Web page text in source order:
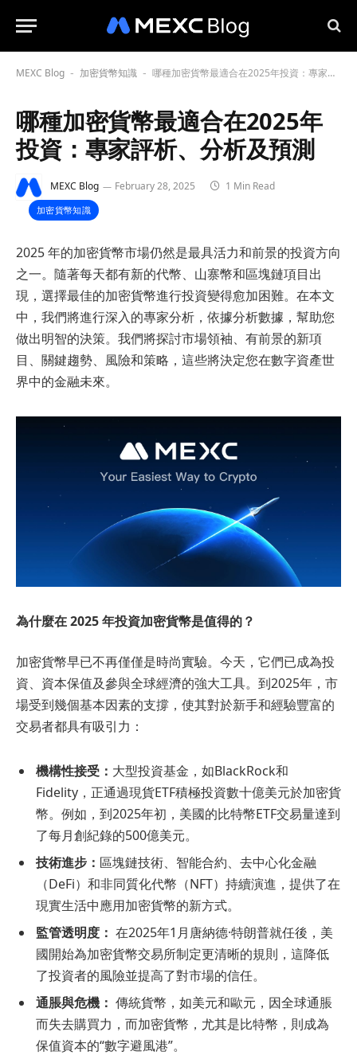
MEXC Blog - 加密貨幣知識 - 哪種加密貨幣最適合在2025年投資：專家評析、分析及預測
哪種加密貨幣最適合在2025年
投資：專家評析、分析及預測
MEXC Blog February 28, 2025 1 Min Read
加密貨幣知識
2025 年的加密貨幣市場仍然是最具活力和前景的投資方向
之一。隨著每天都有新的代幣、山寨幣和區塊鏈項目出
現，選擇最佳的加密貨幣進行投資變得愈加困難。在本文
中，我們將進行深入的專家分析，依據分析數據，幫助您
做出明智的決策。我們將探討市場領袖、有前景的新項
目、關鍵趨勢、風險和策略，這些將決定您在數字資產世
界中的金融未來。
為什麼在 2025 年投資加密貨幣是值得的？
加密貨幣早已不再僅僅是時尚實驗。今天，它們已成為投
資、資本保值及參與全球經濟的強大工具。到2025年，市
場受到幾個基本因素的支撐，使其對於新手和經驗豐富的
交易者都具有吸引力：
機構性接受： 大型投資基金，如BlackRock和
Fidelity，正通過現貨ETF積極投資數十億美元於加密貨
幣。例如，到2025年初，美國的比特幣ETF交易量達到
了每月創紀錄的500億美元。
技術進步： 區塊鏈技術、智能合約、去中心化金融
（DeFi）和非同質化代幣（NFT）持續演進，提供了在
現實生活中應用加密貨幣的新方式。
監管透明度： 在2025年1月唐納德·特朗普就任後，美
國開始為加密貨幣交易所制定更清晰的規則，這降低
了投資者的風險並提高了對市場的信任。
通脹與危機： 傳統貨幣，如美元和歐元，因全球通脹
而失去購買力，而加密貨幣，尤其是比特幣，則成為
保值資本的“數字避風港”。